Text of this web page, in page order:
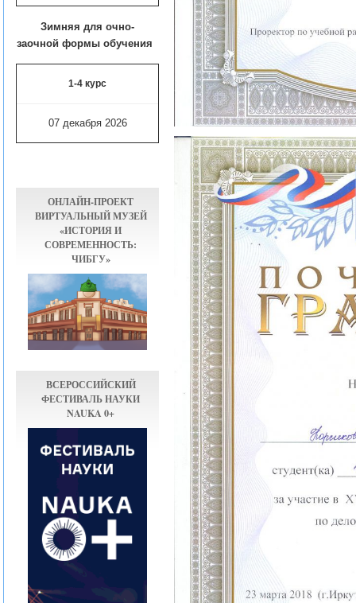
Зимняя для очно-
заочной формы обучения
1-4 курс
07 декабря 2026
ОНЛАЙН-ПРОЕКТ
ВИРТУАЛЬНЫЙ МУЗЕЙ
«ИСТОРИЯ И
СОВРЕМЕННОСТЬ:
ЧИБГУ»
ВСЕРОССИЙСКИЙ
ФЕСТИВАЛЬ НАУКИ
NAUKA 0+